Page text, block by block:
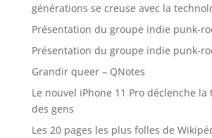
générations se creuse avec la
Présentation du groupe indie punk-
Présentation du groupe indie punk-
Grandir queer – QNotes
Le nouvel iPhone 11 Pro déclenche
des gens
Les 20 pages les plus folles de